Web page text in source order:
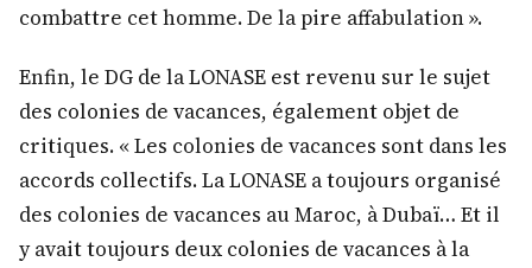
combattre cet homme. De la pire affabulation ».
Enfin, le DG de la LONASE est revenu sur le sujet
des colonies de vacances, également objet de
critiques. « Les colonies de vacances sont dans les
accords collectifs. La LONASE a toujours organisé
des colonies de vacances au Maroc, à Dubaï… Et il
y avait toujours deux colonies de vacances à la